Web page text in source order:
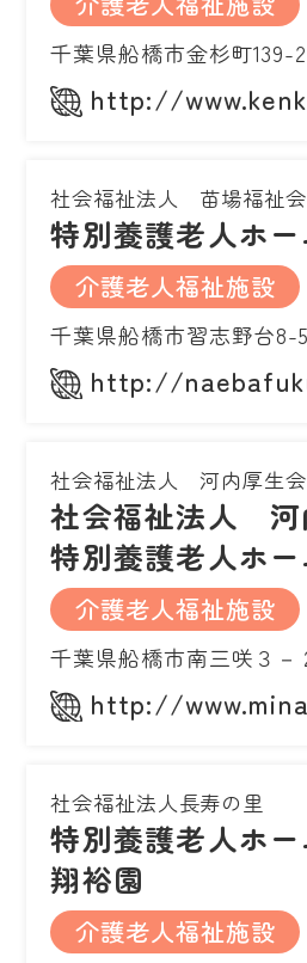
千葉県船橋市金杉町139-2
http://
社会福祉法人 苗場福祉会
特別養護老人ホ
介護老人福祉施設
千葉県船橋市習志野台8-
http://
社会福祉法人 河内厚生会
社会福祉法人
特別養護老人ホ
介護老人福祉施設
千葉県船橋市南三咲３－
http://
社会福祉法人長寿の里
特別養護老人ホ
翔裕園
介護老人福祉施設